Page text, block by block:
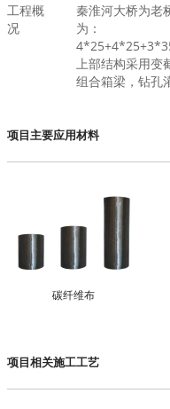
工程概
况
秦淮河大桥为老
为：
上部结构采用
组合箱梁，钻孔
项目主要应用材料
碳纤维布
项目相关施工工艺